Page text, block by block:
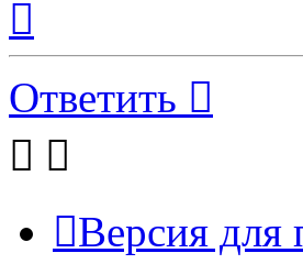
началу
Ответить
Версия для